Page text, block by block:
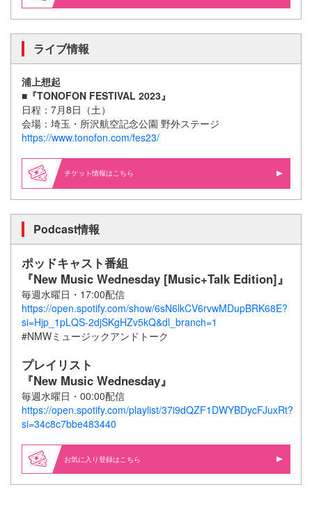
ライブ情報
浦上想起
■『TONOFON FESTIVAL 2023』
日程：7月8日（土）
会場：埼玉・所沢航空記念公園 野外ステージ
https://www.tonofon.com/fes23/
情報はこちら
Podcast情報
ポッドキャスト番組
『New Music Wednesday [Music+Talk Edition]』
毎週水曜日・17:00配信
https://open.spotify.com/show/6sN6lkCV6rvwMDupBRK68E?
si=Hjp_1pLQS-2djSKgHZv5kQ&dl_branch=1
#NMWミュージックアンドトーク
プレイリスト
『New Music Wednesday』
毎週水曜日・00:00配信
https://open.spotify.com/playlist/37i9dQZF1DWYBDycFJuxRt?
si=34c8c7bbe483440
お気に入り登録はこちら